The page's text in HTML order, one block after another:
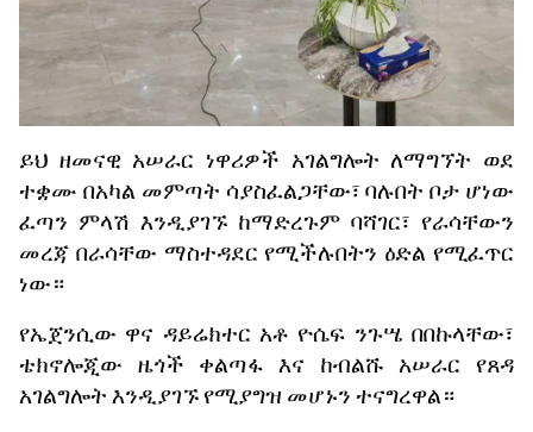
ይህ ዘመናዊ አሠራር ነዋሪዎች አገልግሎት ለማግኘት ወደ
ተቋሙ በአካል መምጣት ሳያስፈልጋቸው፣ ባሉበት ቦታ ሆነው
ፈጣን ምላሽ እንዲያገኙ ከማድረጉም ባሻገር፣ የራሳቸውን
መረጃ በራሳቸው ማስተዳደር የሚችሉበትን ዕድል የሚፈጥር
ነው።
የኤጀንሲው ዋና ዳይሬክተር አቶ ዮሴፍ ንጉሤ በበኩላቸው፣
ቴክኖሎጂው
ዜጎች ቀልጣፋ እና ከብልሹ አሠራር
የጸዳ
አገልግሎት እንዲያገኙ የሚያግዝ መሆኑን ተናግረዋል።